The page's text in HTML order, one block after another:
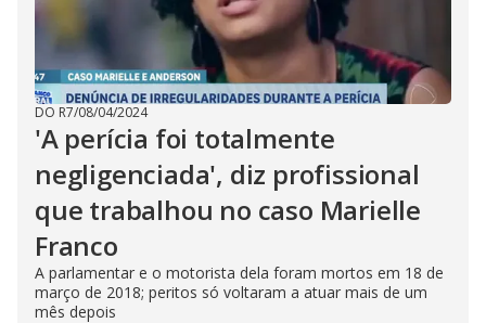
DO R7/08/04/2024
'A perícia foi totalmente
negligenciada', diz profissional
que trabalhou no caso Marielle
Franco
A parlamentar e o motorista dela foram mortos em 18 de
março de 2018; peritos só voltaram a atuar mais de um
mês depois